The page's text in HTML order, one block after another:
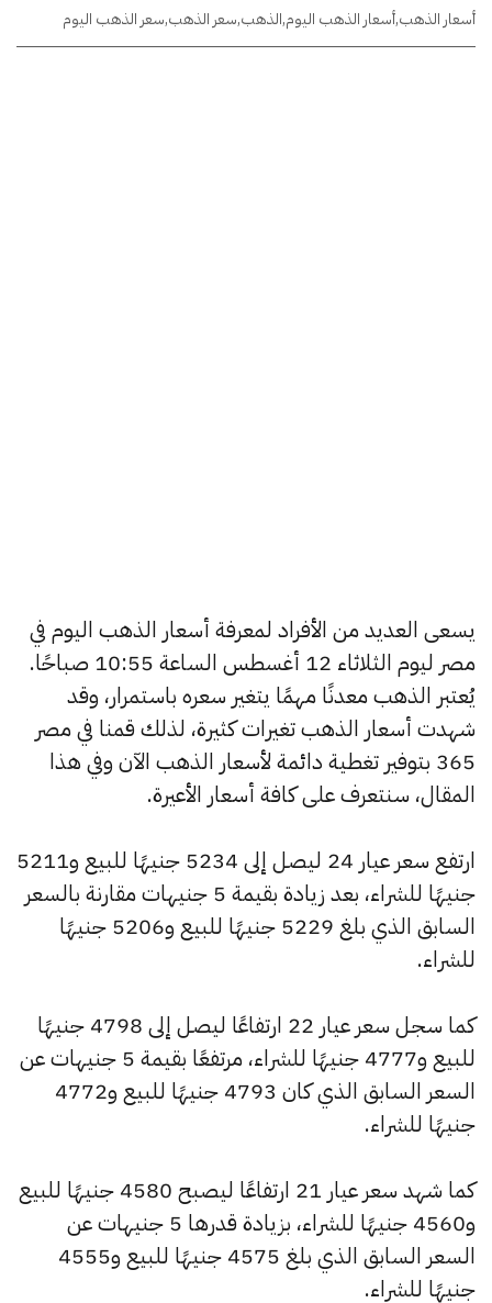
أسعار الذهب,أسعار الذهب اليوم,الذهب,سعر الذهب,سعر الذهب اليوم
يسعى العديد من الأفراد لمعرفة أسعار الذهب اليوم في
مصر ليوم الثلاثاء 12 أغسطس الساعة 10:55 صباحًا.
يُعتبر الذهب معدنًا مهمًا يتغير سعره باستمرار، وقد
شهدت أسعار الذهب تغيرات كثيرة، لذلك قمنا في مصر
365 بتوفير تغطية دائمة لأسعار الذهب الآن وفي هذا
المقال، سنتعرف على كافة أسعار الأعيرة.
ارتفع سعر عيار 24 ليصل إلى 5234 جنيهًا للبيع و5211
جنيهًا للشراء، بعد زيادة بقيمة 5 جنيهات مقارنة بالسعر
السابق الذي بلغ 5229 جنيهًا للبيع و5206 جنيهًا
للشراء.
كما سجل سعر عيار 22 ارتفاعًا ليصل إلى 4798 جنيهًا
للبيع و4777 جنيهًا للشراء، مرتفعًا بقيمة 5 جنيهات عن
السعر السابق الذي كان 4793 جنيهًا للبيع و4772
جنيهًا للشراء.
كما شهد سعر عيار 21 ارتفاعًا ليصبح 4580 جنيهًا للبيع
و4560 جنيهًا للشراء، بزيادة قدرها 5 جنيهات عن
السعر السابق الذي بلغ 4575 جنيهًا للبيع و4555
جنيهًا للشراء.